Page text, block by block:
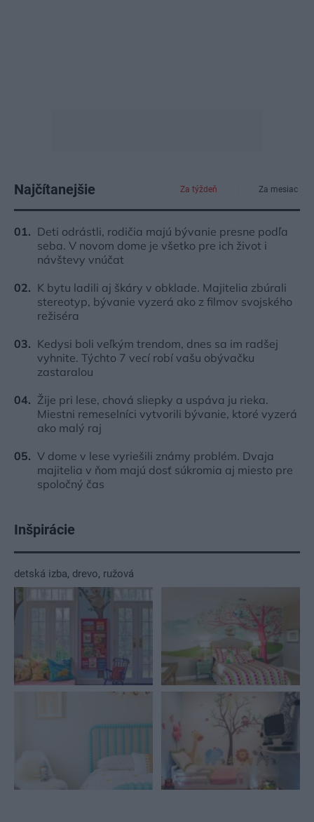
Najčítanejšie Za týždeň Za mesiac
Deti odrástli, rodičia majú bývanie presne podľa
seba. V novom dome je všetko pre ich život i
návštevy vnúčat
K bytu ladili aj škáry v obklade. Majitelia zbúrali
stereotyp, bývanie vyzerá ako z filmov svojského
režiséra
Kedysi boli veľkým trendom, dnes sa im radšej
vyhnite. Týchto 7 vecí robí vašu obývačku
zastaralou
Žije pri lese, chová sliepky a uspáva ju rieka.
Miestni remeselníci vytvorili bývanie, ktoré vyzerá
ako malý raj
V dome v lese vyriešili známy problém. Dvaja
majitelia v ňom majú dosť súkromia aj miesto pre
spoločný čas
Inšpirácie
detská izba, drevo, ružová